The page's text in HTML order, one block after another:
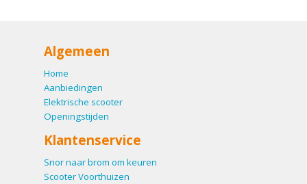
Algemeen
Home
Aanbiedingen
Elektrische scooter
Openingstijden
Klantenservice
Snor naar brom om keuren
Scooter Voorthuizen